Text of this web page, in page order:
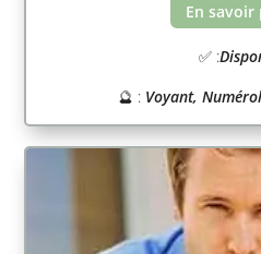
En savoir
✅ :
🔮 : Voyant,